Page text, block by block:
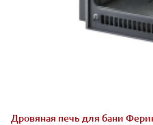
Дровяная печь для бани